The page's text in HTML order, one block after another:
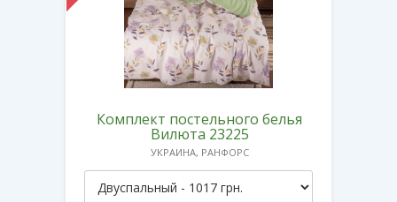
Комплект постельного белья
Вилюта 23225
УКРАИНА, РАНФОРС